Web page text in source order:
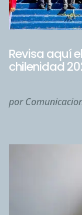
Revisa aquí
chilenidad
por